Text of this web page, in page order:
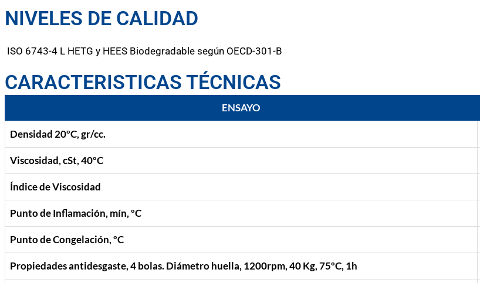
NIVELES DE CALIDAD
ISO 6743-4 L HETG y HEES Biodegradable según OECD-301-B
CARACTERISTICAS TÉCNICAS
ENSAYO
Densidad 20ºC, gr/cc.
Viscosidad, cSt, 40ºC
Índice de Viscosidad
Punto de Inflamación, mín, ºC
Punto de Congelación, ºC
Propiedades antidesgaste, 4 bolas. Diámetro huella, 1200rpm, 40 Kg, 75ºC, 1h